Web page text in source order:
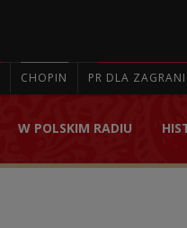
CHOPIN PR DLA

W POLSKIM RADIU